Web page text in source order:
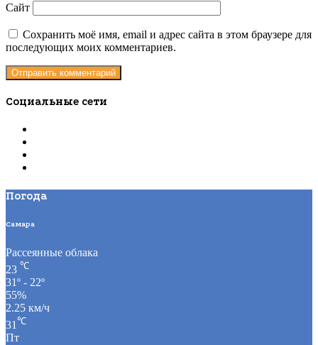
Сайт
Сохранить моё имя, email и адрес сайта в этом браузере для
последующих моих комментариев.
Социальные сети
Погода
Самара
Рассеянные облака
23 ℃
31º - 22º
55%
2.25 км/ч
31 ℃
Пт